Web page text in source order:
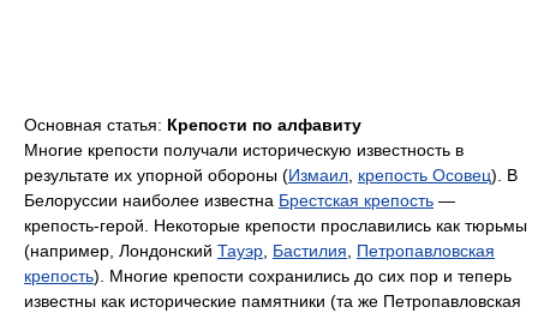
Основная статья: Крепости по алфавиту
Многие крепости получали историческую известность в
результате их упорной обороны (Измаил, крепость Осовец). В
Белоруссии наиболее известна Брестская крепость —
крепость-герой. Некоторые крепости прославились как тюрьмы
(например, Лондонский Тауэр, Бастилия, Петропавловская
крепость). Многие крепости сохранились до сих пор и теперь
известны как исторические памятники (та же Петропавловская